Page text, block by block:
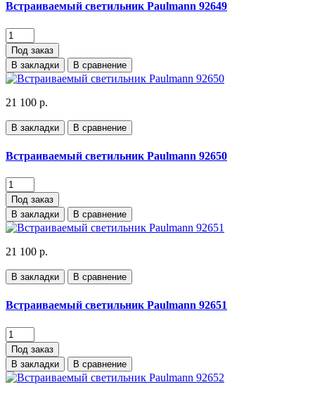
Встраиваемый светильник Paulmann 92649
Под заказ
В закладки
В сравнение
21 100 р.
В закладки В сравнение
Встраиваемый светильник Paulmann 92650
Под заказ
В закладки
В сравнение
21 100 р.
В закладки В сравнение
Встраиваемый светильник Paulmann 92651
Под заказ
В закладки
В сравнение